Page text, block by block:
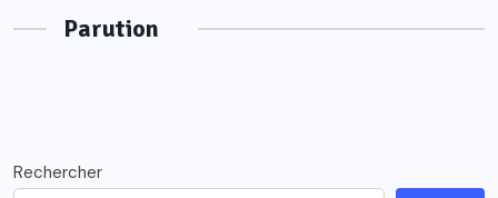
Parution
Rechercher